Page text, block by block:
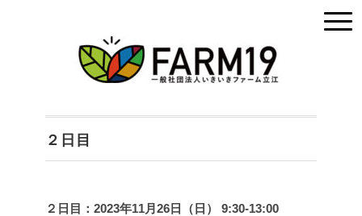
２日目
２日目：2023年11月26日（日） 9:30-13:00